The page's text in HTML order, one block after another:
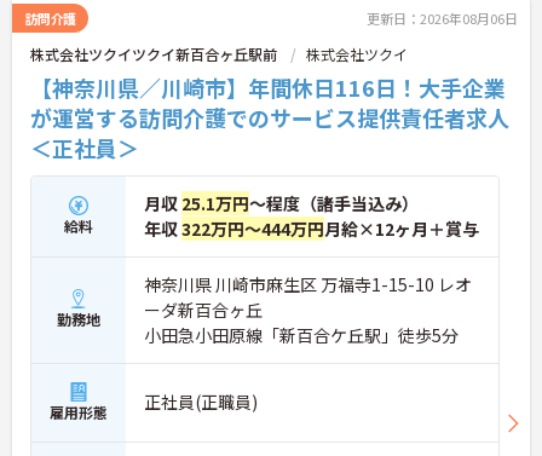
取得支援制度も完備しており、有資格者の方がご自
身のペースでキャリアを磨き、自分らしい働き方を
実現できる安心の環境が整っています。
★おすすめPOINT★
【柔軟な働き方と自分らしさの尊重】
・週3日以上から勤務日数や時間の相談が可能です
・髪色やネイルが自由で個性を活かして働けます
ます
・パート勤務でも年2回の特別手当支給実績があり
ます
・土日祝日勤務は時給が100円アップします
・結婚・出生・入学のお祝い金や宿泊補助などの独
自福利厚生が利用できます
【大手ならではの教育体制と安定基盤】
・全国展開する法人の強固な経営基盤のもとで働け
訪問介護 更新日：2026年08月06日
株式会社ツクイツクイ新百合ヶ丘駅前 株式会社ツクイ
【神奈川県／川崎市】年間休日116日！大手企業
が運営する訪問介護でのサービス提供責任者求人
＜正社員＞
給料
月収 25.1万円～程度（諸手当込み）
年収322万円～444万円月給×12ヶ月＋賞与
勤務地
神奈川県 川崎市麻生区 万福寺1-15-10 レオ
ーダ新百合ヶ丘
小田急小田原線「新百合ケ丘駅」徒歩5分
雇用形態 正社員(正職員)